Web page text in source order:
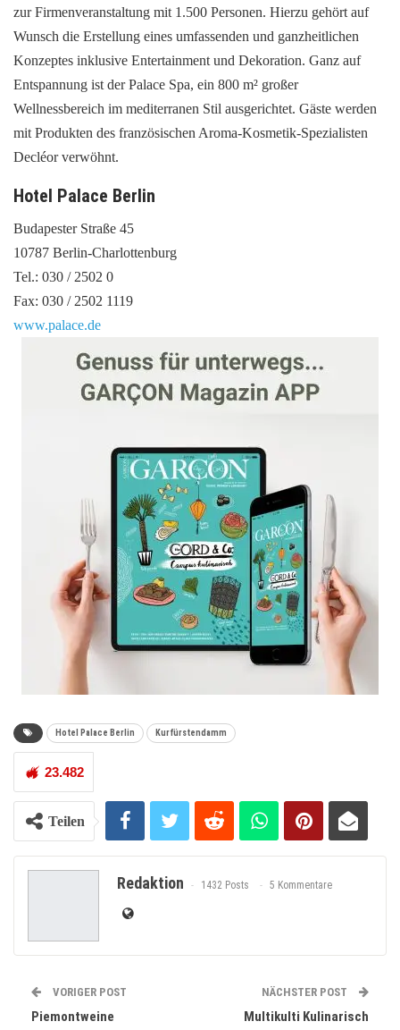
zur Firmenveranstaltung mit 1.500 Personen. Hierzu gehört auf
Wunsch die Erstellung eines umfassenden und ganzheitlichen
Konzeptes inklusive Entertainment und Dekoration. Ganz auf
Entspannung ist der Palace Spa, ein 800 m² großer
Wellnessbereich im mediterranen Stil ausgerichtet. Gäste werden
mit Produkten des französischen Aroma-Kosmetik-Spezialisten
Decléor verwöhnt.
Hotel Palace Berlin
Budapester Straße 45
10787 Berlin-Charlottenburg
Tel.: 030 / 2502 0
Fax: 030 / 2502 1119
www.palace.de
Hotel Palace Berlin Kurfürstendamm
23.482
Teilen
Redaktion 1432 Posts 5 Kommentare
VORIGER POST
Piemontweine
NÄCHSTER POST
Multikulti Kulinarisch